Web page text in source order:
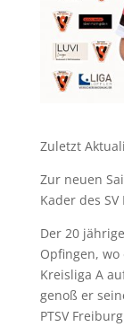
Zuletzt
Zur neuen
Kader des
Der 20
Opfingen,
Kreisliga A
genoß er
PTSV